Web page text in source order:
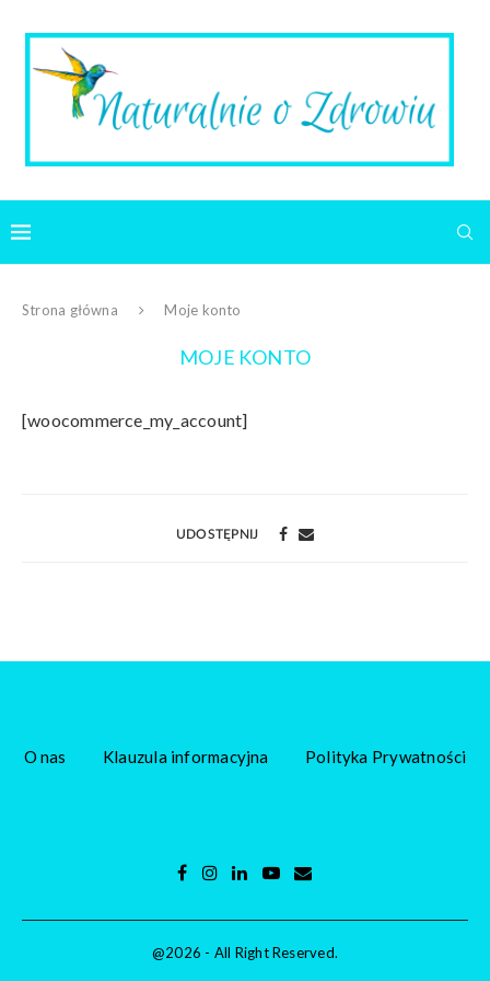
Strona główna Moje konto
MOJE KONTO
[woocommerce_my_account]
UDOSTĘPNIJ
O nas Klauzula informacyjna Polityka Prywatności
@2026 - All Right Reserved.